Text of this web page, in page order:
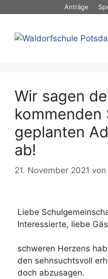
Anträge
Wir sagen
kommenden
geplanten
ab!
21. November 2021 von
Liebe
Interessierte, liebe
schweren Herzens
den sehnsuchtsvoll
doch abzusagen.